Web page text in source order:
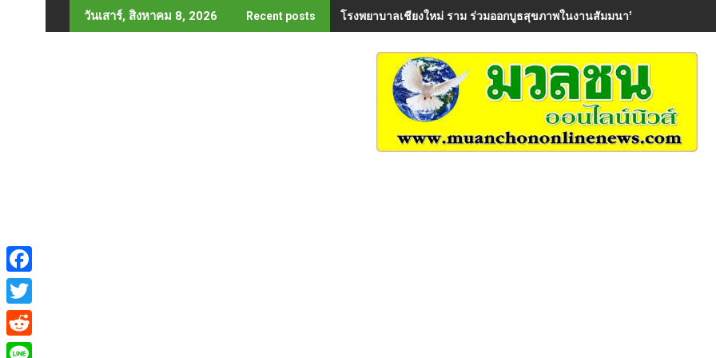
to
วันเสาร์, สิงหาคม 8, 2026 Recent posts โรงพยาบาลเชียงใหม่ ราม ร่วมออกบูธสุขภาพในงานสัมมนาวิชาการ AIA
"เล่าเรื่อง เมืองล้านนา" 8 สิงหาคม 2569
F
a
c
T
w
R